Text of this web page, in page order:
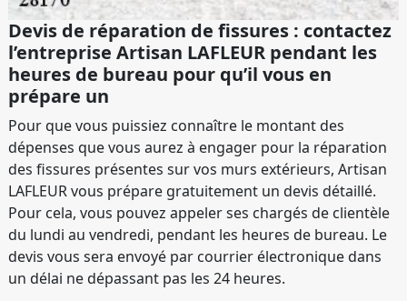
Devis de réparation de fissures : contactez
l’entreprise Artisan LAFLEUR pendant les
heures de bureau pour qu’il vous en
prépare un
Pour que vous puissiez connaître le montant des
dépenses que vous aurez à engager pour la réparation
des fissures présentes sur vos murs extérieurs, Artisan
LAFLEUR vous prépare gratuitement un devis détaillé.
Pour cela, vous pouvez appeler ses chargés de clientèle
du lundi au vendredi, pendant les heures de bureau. Le
devis vous sera envoyé par courrier électronique dans
un délai ne dépassant pas les 24 heures.